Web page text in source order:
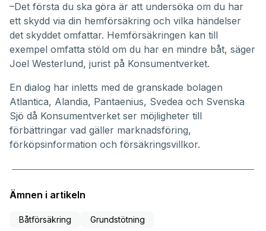
–Det första du ska göra är att undersöka om du har
ett skydd via din hemförsäkring och vilka händelser
det skyddet omfattar. Hemförsäkringen kan till
exempel omfatta stöld om du har en mindre båt, säger
Joel Westerlund, jurist på Konsumentverket.
En dialog har inletts med de granskade bolagen
Atlantica, Alandia, Pantaenius, Svedea och Svenska
Sjö då Konsumentverket ser möjligheter till
förbättringar vad gäller marknadsföring,
förköpsinformation och försäkringsvillkor.
Ämnen i artikeln
Båtförsäkring Grundstötning